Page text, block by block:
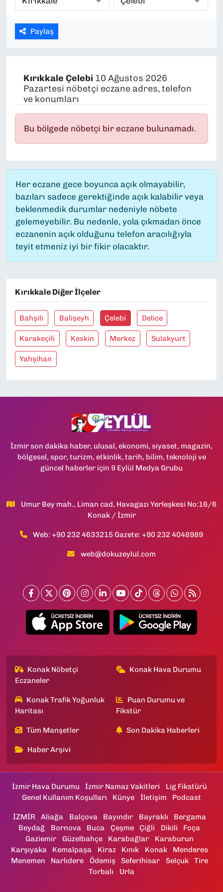
Paylaş
Kırıkkale Çelebi 10 Ağustos 2026
Pazartesi nöbetçi eczane adres, telefon
ve konumları
Bu bölgede nöbetçi bir eczane bulunamadı.
Her eczane gece boyunca açık olmayabilir,
bazıları sadece gerektiğinde açık kalabilir veya
beklenmedik durumlar nedeniyle nöbete
gelemeyebilir. Bu nedenle, yola çıkmadan önce
eczanenin açık olduğunu telefon aracılığıyla
teyit etmeniz iyi bir fikir olacaktır.
Kırıkkale Diğer İlçeler
Bahşili Balişeyh Çelebi Delice
Karakeçili Keskin Merkez Sulakyurt
Yahşihan
İzmir son dakika haber, ulusal, ekonomi, siyaset, magazin,
bölgesel, spor, turizm, etkinlik, tarih, bilim, teknoloji ve
güncel haberler için 9 Eylül Medya Grubu
Umur Bey mah., Liman cad, Havagazı Yerleşkesi No:16/6
Konak / İzmir
Web: +90 232 4633215 Gazete: +90 232 4048989
web@dokuzeylul.com
Konak Nöbetçi
Eczaneler
Konak Hava Durumu
Konak Trafik Yoğunluk
Haritası
Puan Durumu ve
Fikstür
Tüm Manşetler Son Dakika Haberleri
Haber Arşivi
İzmir Hava Durumu İzmir Namaz Vakitleri
Lig Fikstürü
Genel Kullanım Koşulları
Künye İletişim Podcast
İZMİR Aliağa Balçova Bayındır Bayraklı
Bergama
Beydağ
Bornova Buca Çeşme Çiğli Dikili
Foça
Gaziemir
Güzelbahçe Karabağlar
Karaburun
Karşıyaka
Kemalpaşa Kiraz Kınık Konak
Menderes
Menemen
Narlıdere Ödemiş Seferihisar Selçuk
Tire
Torbalı
Urla
YAŞAM